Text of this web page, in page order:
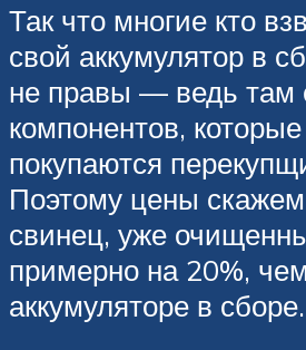
Так что многие кто
свой аккумулятор в
не правы — ведь там
компонентов,
покупаются
Поэтому цены
свинец, уже
примерно на 20%,
аккумуляторе в сборе.